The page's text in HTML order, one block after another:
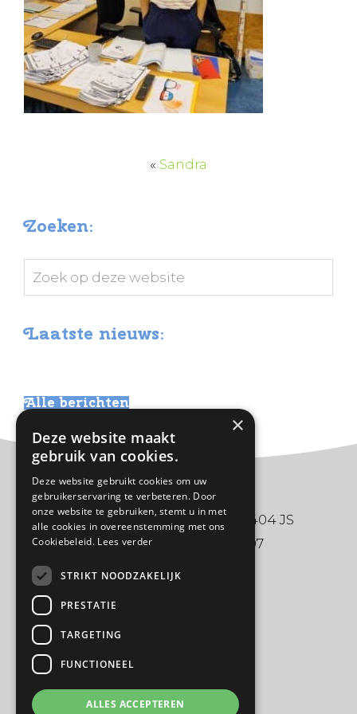
« Sandra
Zoeken:
Zoek
op
website
Laatste nieuws:
Alle berichten
De Ark | Aalbersestraat 2 | 3404 JS
IJsselstein | 030-6880997
×
Deze website maakt
gebruik van cookies.
Deze website gebruikt cookies om uw
gebruikerservaring te verbeteren. Door
onze website te gebruiken, stemt u in met
alle cookies in overeenstemming met ons
Cookiebeleid. Lees verder
STRIKT NOODZAKELIJK
PRESTATIE
TARGETING
FUNCTIONEEL
ALLES ACCEPTEREN